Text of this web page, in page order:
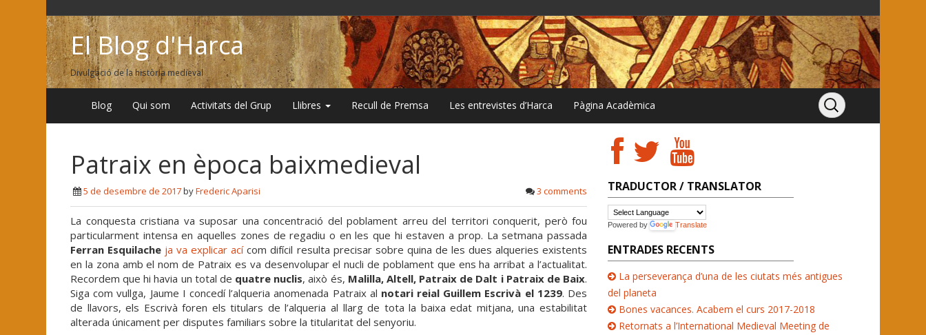
El Blog d'Harca
Divulgació de la història medieval
Blog Qui som Activitats del Grup Llibres Recull de Premsa Les entrevistes d’Harca Pàgina Acadèmica
Patraix en època baixmedieval
5 de desembre de 2017byFrederic Aparisi 3 comments
La conquesta cristiana va suposar una concentració del poblament arreu del territori conquerit, però fou
particularment intensa en aquelles zones de regadiu o en les que hi estaven a prop. La setmana passada
Ferran Esquilache ja va explicar acícom difícil resulta precisar sobre quina de les dues alqueries existents
en la zona amb el nom de Patraix es va desenvolupar el nucli de poblament que ens ha arribat a l’actualitat.
Recordem que hi havia un total de quatre nuclis, això és, Malilla, Altell, Patraix de Dalt i Patraix de Baix.
Siga com vullga, Jaume I concedí l’alqueria anomenada Patraix al notari reial Guillem Escrivà el 1239. Des
de llavors, els Escrivà foren els titulars de l’alqueria al llarg de tota la baixa edat mitjana, una estabilitat
alterada únicament per disputes familiars sobre la titularitat del senyoriu.
TRADUCTOR / TRANSLATOR
Powered by Translate
ENTRADES RECENTS
La perseverança d’una de les ciutats més antigues
del planeta
Bones vacances. Acabem el curs 2017-2018
Retornats a l’International Medieval Meeting de